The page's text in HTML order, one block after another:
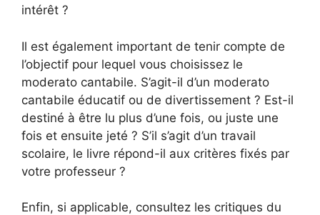
intérêt ?
Il est également important de tenir compte de
l’objectif pour lequel vous choisissez le
moderato cantabile. S’agit-il d’un moderato
cantabile éducatif ou de divertissement ? Est-il
destiné à être lu plus d’une fois, ou juste une
fois et ensuite jeté ? S’il s’agit d’un travail
scolaire, le livre répond-il aux critères fixés par
votre professeur ?
Enfin, si applicable, consultez les critiques du